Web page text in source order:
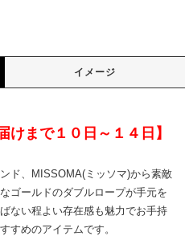
イメージ
けまで１０日～１４日】
ド、MISSOMA(ミッソマ)から素敵
ゴールドのダブルロープが手元を
ない程よい存在感も魅力でお手持
すめのアイテムです。